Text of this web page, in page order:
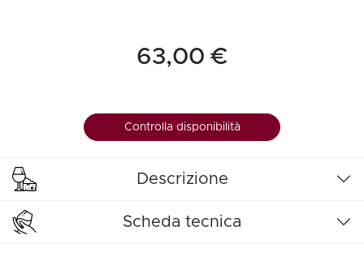
63,00 €
Controlla disponibilità
Descrizione
Scheda tecnica